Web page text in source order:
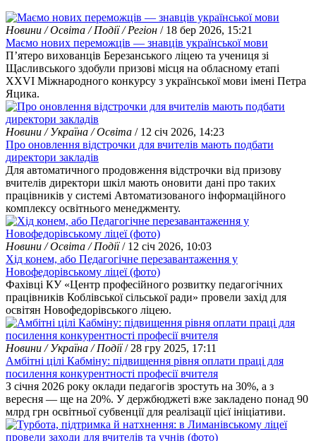
Новини / Освіта / Події / Регіон / 18 бер 2026, 15:21
Маємо нових переможців — знавців української мови
П’ятеро вихованців Березанського ліцею та учениця зі
Щасливського здобули призові місця на обласному етапі
XXVI Міжнародного конкурсу з української мови імені Петра
Яцика.
Новини / Україна / Освіта / 12 січ 2026, 14:23
Про оновлення відстрочки для вчителів мають подбати
директори закладів
Для автоматичного продовження відстрочки від призову
вчителів директори шкіл мають оновити дані про таких
працівників у системі Автоматизованого інформаційного
комплексу освітнього менеджменту.
Новини / Освіта / Події/ 12 січ 2026, 10:03
Хід конем, або Педагогічне перезавантаження у
Новофедорівському ліцеї (фото)
Фахівці КУ «Центр професійного розвитку педагогічних
працівників Коблівської сільської ради» провели захід для
освітян Новофедорівського ліцею.
Новини / Україна / Події/ 28 гру 2025, 17:11
Амбітні цілі Кабміну: підвищення рівня оплати праці для
посилення конкурентності професії вчителя
З січня 2026 року оклади педагогів зростуть на 30%, а з
вересня — ще на 20%. У держбюджеті вже закладено понад 90
млрд грн освітньої субвенції для реалізації цієї ініціативи.